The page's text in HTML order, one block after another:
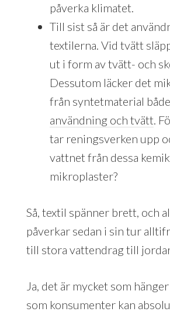
påverka klimatet.
Till sist så är det
textilerna. Vid tvätt
ut i form av tvätt- och
Dessutom läcker det
från syntetmaterial
användning och tvätt .
tar reningsverken upp
vattnet från dessa
mikroplaster?
Så, textil spänner brett, och
påverkar sedan i sin tur
till stora vattendrag till
Ja, det är mycket som
som konsumenter kan